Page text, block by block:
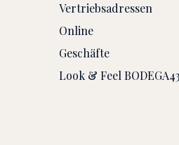
Vertriebsadressen
Online
Geschäfte
Look & Feel BODEGA43